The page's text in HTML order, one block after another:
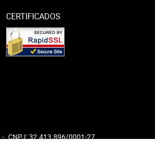
CERTIFICADOS
CNPJ: 32.413.896/0001-27